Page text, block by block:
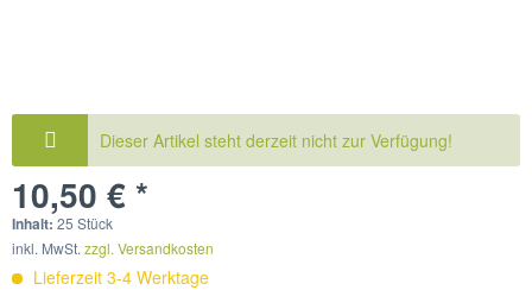
Dieser Artikel steht derzeit nicht zur Verfügung!
10,50 € *
Inhalt: 25 Stück
inkl. MwSt. zzgl. Versandkosten
Lieferzeit 3-4 Werktage